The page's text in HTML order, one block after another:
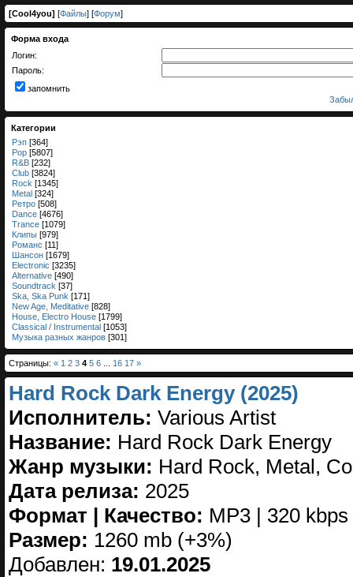
[Cool4you] [Файлы] [Форум]
Форма входа
Логин:
Пароль:
запомнить
Категории
Рэп [364]
Pop [5807]
R&B [232]
Club [3824]
Rock [1345]
Metal [324]
Ретро [508]
Dance [4676]
Trance [1079]
Клипы [979]
Романс [11]
Шансон [1679]
Electronic [3235]
Alternative [490]
Soundtrack [37]
Ska, Ska Punk [171]
New Age, Meditative [828]
House, Electro House [1799]
Classical / Instrumental [1053]
Музыка разных жанров [301]
Страницы: « 1 2 3 4 5 6 16 17 »
Hard Rock Dark Energy (2025)
Исполнитель: Various Artist
Название: Hard Rock Dark Energy
Жанр музыки: Hard Rock, Metal,
Дата релиза: 2025
Формат | Качество: MP3 | 320 kbps
Размер: 1260 mb (+3%)
Добавлен: 19.01.2025